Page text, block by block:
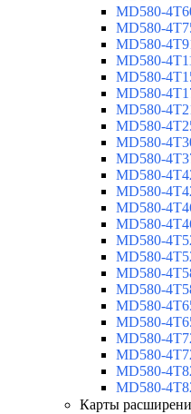
MD580-
MD580-
MD580-
MD580-
MD580-
MD580-
MD580-
MD580-
MD580-
MD580-
MD580-
MD580-
MD580-
MD580-
MD580-
MD580-
MD580-
MD580-
MD580-
MD580-
MD580-
MD580-
MD580-
MD580-
Карты